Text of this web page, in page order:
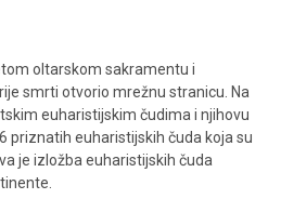
oltarskom sakramentu i
smrti otvorio mrežnu stranicu. Na
euharistijskim čudima i njihovu
priznatih euharistijskih čuda koja su
je izložba euharistijskih čuda